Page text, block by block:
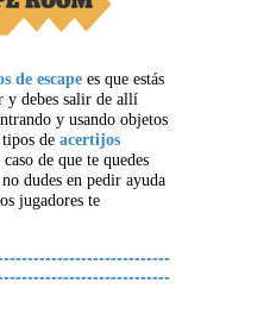
de escape es que estás
y debes salir de allí
y usando objetos
de acertijos
de que te quedes
dudes en pedir ayuda
jugadores te